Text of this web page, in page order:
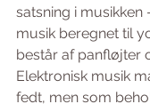
satsning i musikken
musik beregnet til
består af panfløjter
Elektronisk musik
fedt, men som